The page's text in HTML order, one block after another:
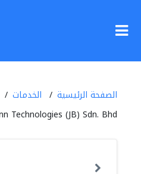
الصفحة الرئيسية الخدمات
Technologies (JB) Sdn. Bhd.